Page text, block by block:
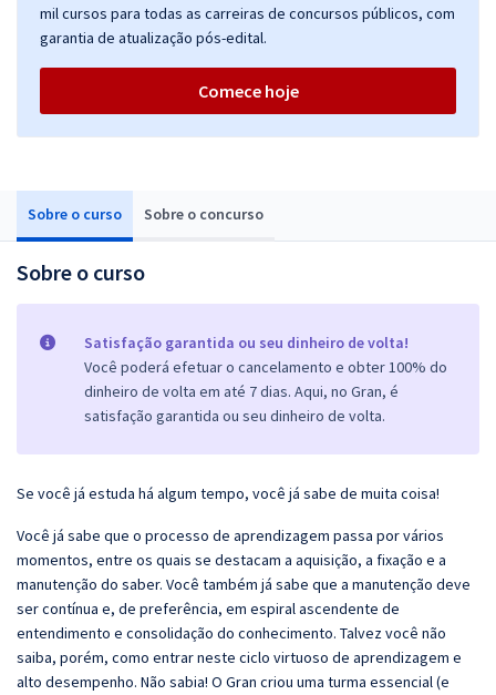
Sobre o curso Sobre o concurso
Sobre o curso
Satisfação garantida ou seu dinheiro de volta!
Você poderá efetuar o cancelamento e obter 100% do
dinheiro de volta em até 7 dias. Aqui, no Gran, é
satisfação garantida ou seu dinheiro de volta.
Se você já estuda há algum tempo, você já sabe de muita coisa!
Você já sabe que o processo de aprendizagem passa por vários
momentos, entre os quais se destacam a aquisição, a fixação e a
manutenção do saber. Você também já sabe que a manutenção deve
ser contínua e, de preferência, em espiral ascendente de
entendimento e consolidação do conhecimento. Talvez você não
saiba, porém, como entrar neste ciclo virtuoso de aprendizagem e
alto desempenho. Não sabia! O Gran criou uma turma essencial (e
mil cursos para todas as carreiras de concursos públicos, com
garantia de atualização pós-edital.
Comece hoje